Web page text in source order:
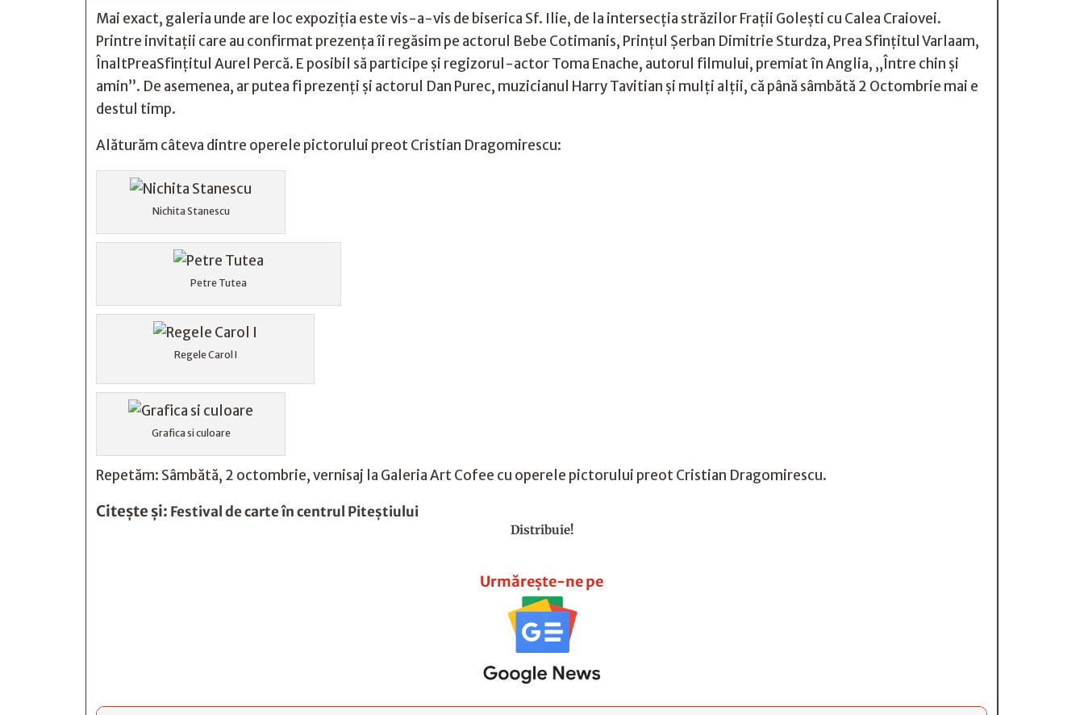
Mai exact, galeria unde are loc expoziția este vis-a-vis de biserica Sf. Ilie, de la intersecția străzilor Frații Golești cu Calea Craiovei.
Printre invitații care au confirmat prezența îi regăsim pe actorul Bebe Cotimanis, Prințul Șerban Dimitrie Sturdza, Prea Sfințitul Varlaam,
ÎnaltPreaSfințitul Aurel Percă. E posibil să participe și regizorul-actor Toma Enache, autorul filmului, premiat în Anglia, „Între chin și
amin”. De asemenea, ar putea fi prezenți și actorul Dan Purec, muzicianul Harry Tavitian și mulți alții, că până sâmbătă 2 Octombrie mai e
destul timp.
Alăturăm câteva dintre operele pictorului preot Cristian Dragomirescu:
Nichita Stanescu
Petre Tutea
Regele Carol I
Grafica si culoare
Repetăm: Sâmbătă, 2 octombrie, vernisaj la Galeria Art Cofee cu operele pictorului preot Cristian Dragomirescu.
Citește și: Festival de carte în centrul Piteștiului
Distribuie!
Urmărește-ne pe